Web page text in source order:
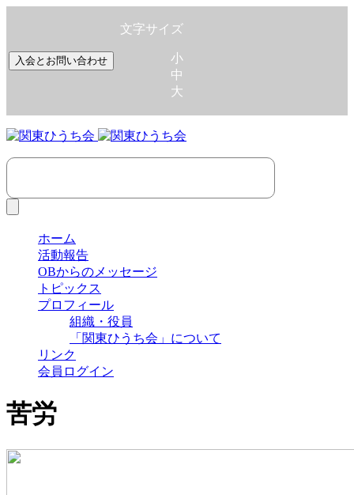
入会とお問い合わせ
文字サイズ
小
中
大
ホーム
活動報告
OBからのメッセージ
トピックス
プロフィール
組織・役員
「関東ひうち会」について
リンク
会員ログイン
苦労